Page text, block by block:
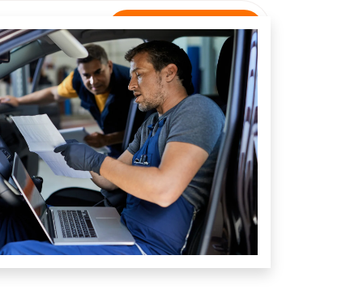
Rastreamento
Unidade Governador Newton Bello